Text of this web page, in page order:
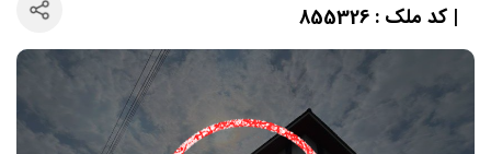
| کد ملک : 855326